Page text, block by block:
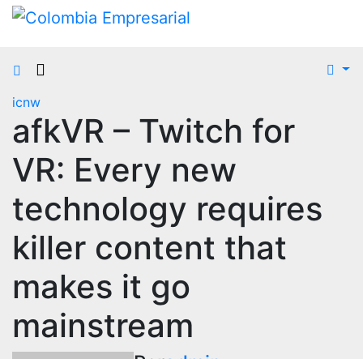
icnw
afkVR – Twitch for
VR: Every new
technology requires
killer content that
makes it go
mainstream